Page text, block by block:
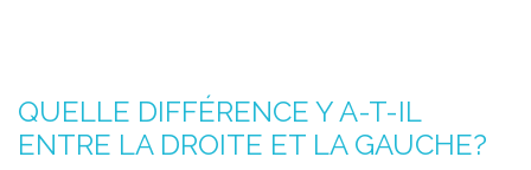
QUELLE DIFFÉRENCE Y A-T-IL
ENTRE LA DROITE ET LA GAUCHE?